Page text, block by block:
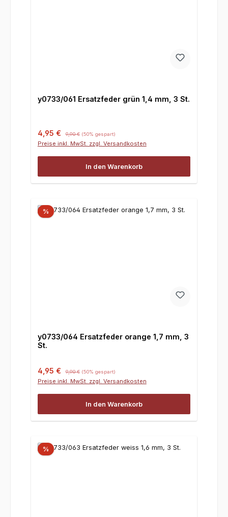
y0733/061 Ersatzfeder grün 1,4 mm, 3 St.
Verkaufspreis:
4,95 € Regulärer Preis:
9,90 € (50% gespart)
Preise inkl. MwSt. zzgl. Versandkosten
In den Warenkorb
%
y0733/064 Ersatzfeder orange 1,7 mm, 3
St.
Verkaufspreis:
4,95 € 9,90 € (50% gespart)
Preise inkl. MwSt. zzgl. Versandkosten
In den Warenkorb
%